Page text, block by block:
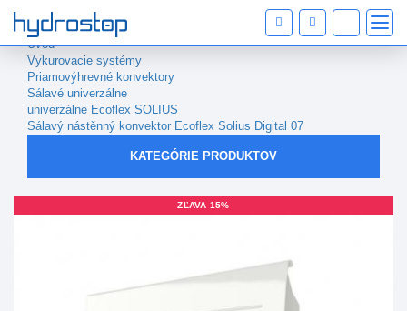
Úvod
Vykurovacie systémy
Priamovýhrevné konvektory
Sálavé univerzálne
univerzálne Ecoflex SOLIUS
Sálavý nástěnný konvektor Ecoflex Solius Digital 07
KATEGÓRIE PRODUKTOV
ZĽAVA 15%